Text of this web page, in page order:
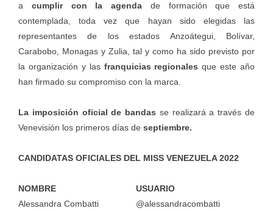
a cumplir con la agenda de formación que está
contemplada, toda vez que hayan sido elegidas las
representantes de los estados Anzoátegui, Bolívar,
Carabobo, Monagas y Zulia, tal y como ha sido previsto por
la organización y las franquicias regionales que este año
han firmado su compromiso con la marca.
La imposición oficial de bandas se realizará a través de
Venevisión los primeros días de septiembre.
CANDIDATAS OFICIALES DEL MISS VENEZUELA 2022
NOMBRE
USUARIO
Alessandra Combatti
@alessandracombatti